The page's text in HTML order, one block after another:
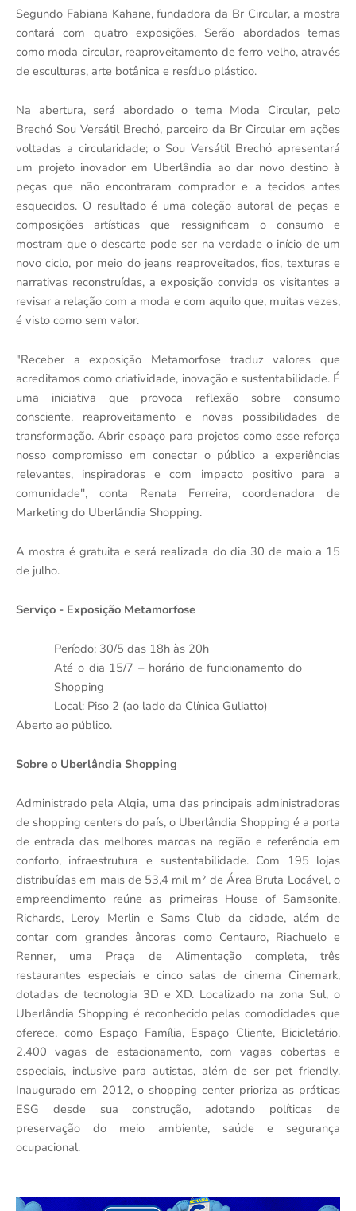
Segundo Fabiana Kahane, fundadora da Br Circular, a mostra
contará com quatro exposições. Serão abordados temas
como moda circular, reaproveitamento de ferro velho, através
de esculturas, arte botânica e resíduo plástico.
Na abertura, será abordado o tema Moda Circular, pelo
Brechó Sou Versátil Brechó, parceiro da Br Circular em ações
voltadas a circularidade; o Sou Versátil Brechó apresentará
um projeto inovador em Uberlândia ao dar novo destino à
peças que não encontraram comprador e a tecidos antes
esquecidos. O resultado é uma coleção autoral de peças e
composições artísticas que ressignificam o consumo e
mostram que o descarte pode ser na verdade o início de um
novo ciclo, por meio do jeans reaproveitados, fios, texturas e
narrativas reconstruídas, a exposição convida os visitantes a
revisar a relação com a moda e com aquilo que, muitas vezes,
é visto como sem valor.
"Receber a exposição Metamorfose traduz valores que
acreditamos como criatividade, inovação e sustentabilidade. É
uma iniciativa que provoca reflexão sobre consumo
consciente, reaproveitamento e novas possibilidades de
transformação. Abrir espaço para projetos como esse reforça
nosso compromisso em conectar o público a experiências
relevantes, inspiradoras e com impacto positivo para a
comunidade'', conta Renata Ferreira, coordenadora de
Marketing do Uberlândia Shopping.
A mostra é gratuita e será realizada do dia 30 de maio a 15
de julho.
Serviço - Exposição Metamorfose
Período: 30/5 das 18h às 20h
Até o dia 15/7 – horário de funcionamento do
Shopping
Local: Piso 2 (ao lado da Clínica Guliatto)
Aberto ao público.
Sobre o Uberlândia Shopping
Administrado pela Alqia, uma das principais administradoras
de shopping centers do país, o Uberlândia Shopping é a porta
de entrada das melhores marcas na região e referência em
conforto, infraestrutura e sustentabilidade. Com 195 lojas
distribuídas em mais de 53,4 mil m² de Área Bruta Locável, o
empreendimento reúne as primeiras House of Samsonite,
Richards, Leroy Merlin e Sams Club da cidade, além de
contar com grandes âncoras como Centauro, Riachuelo e
Renner, uma Praça de Alimentação completa, três
restaurantes especiais e cinco salas de cinema Cinemark,
dotadas de tecnologia 3D e XD. Localizado na zona Sul, o
Uberlândia Shopping é reconhecido pelas comodidades que
oferece, como Espaço Família, Espaço Cliente, Bicicletário,
2.400 vagas de estacionamento, com vagas cobertas e
especiais, inclusive para autistas, além de ser pet friendly.
Inaugurado em 2012, o shopping center prioriza as práticas
ESG desde sua construção, adotando políticas de
preservação do meio ambiente, saúde e segurança
ocupacional.